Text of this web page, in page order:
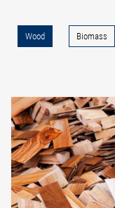
Wood Biomass